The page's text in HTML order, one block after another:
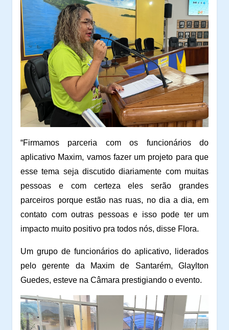
“Firmamos parceria com os funcionários do
aplicativo Maxim, vamos fazer um projeto para que
esse tema seja discutido diariamente com muitas
pessoas e com certeza eles serão grandes
parceiros porque estão nas ruas, no dia a dia, em
contato com outras pessoas e isso pode ter um
impacto muito positivo pra todos nós, disse Flora.
Um grupo de funcionários do aplicativo, liderados
pelo gerente da Maxim de Santarém, Glaylton
Guedes, esteve na Câmara prestigiando o evento.